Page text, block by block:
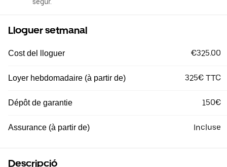
Lloguer setmanal
Cost del lloguer €325.00
Loyer hebdomadaire (à partir de) 325€ TTC
Dépôt de garantie 150€
Assurance (à partir de) Incluse
Descripció